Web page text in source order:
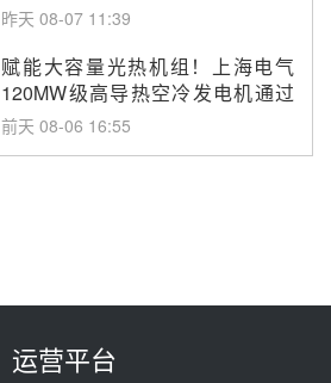
改造项目初步设计第三方评审服务
昨天 08-07 11:39
赋能大容量光热机组！上海电气
120MW级高导热空冷发电机通过
型式试验
前天 08-06 16:55
100MW光工程性能试验采购
运营平台